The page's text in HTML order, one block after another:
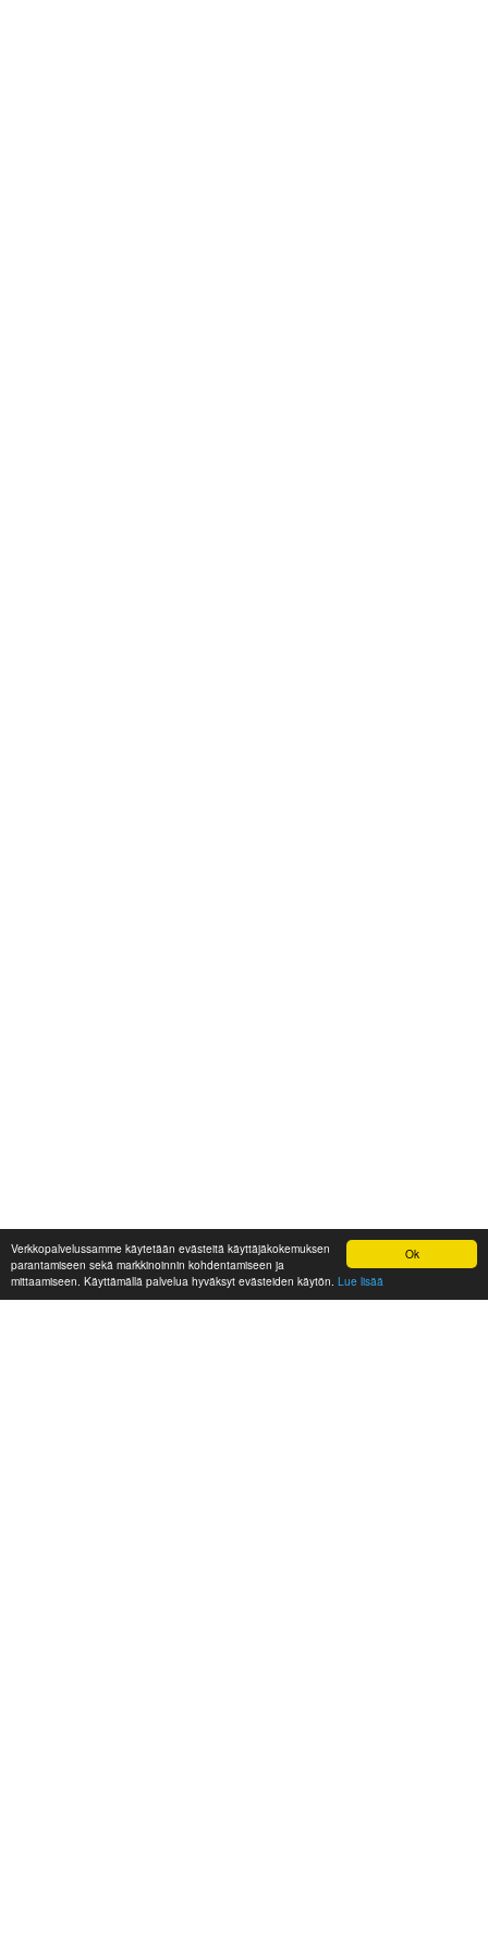
Ok
Verkkopalvelussamme käytetään evästeitä käyttäjäkokemuksen
parantamiseen sekä markkinoinnin kohdentamiseen ja
mittaamiseen. Käyttämällä palvelua hyväksyt evästeiden käytön. Lue lisää